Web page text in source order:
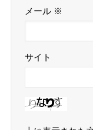
メール ※
サイト